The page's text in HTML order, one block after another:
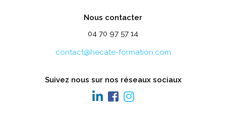
Nous contacter
04 70 97 57 14
contact@hecate-formation.com
Suivez nous sur nos réseaux sociaux